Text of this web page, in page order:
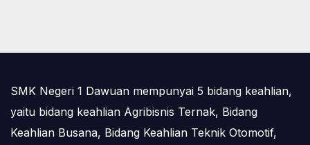
SMK Negeri 1 Dawuan mempunyai 5 bidang keahlian,
yaitu bidang keahlian Agribisnis Ternak, Bidang
Keahlian Busana, Bidang Keahlian Teknik Otomotif,